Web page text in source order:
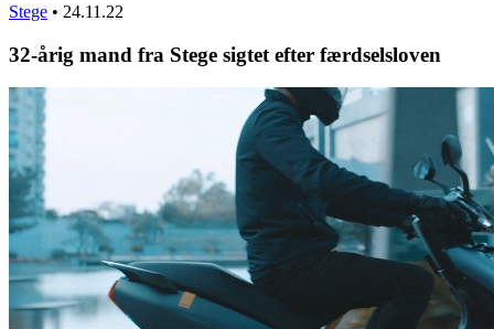
Stege • 24.11.22
32-årig mand fra Stege sigtet efter færdselsloven